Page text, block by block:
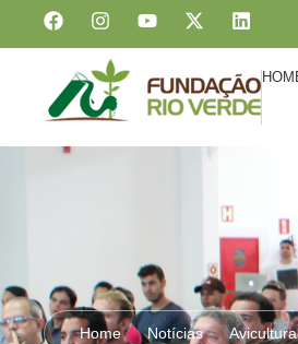
Home Notícias